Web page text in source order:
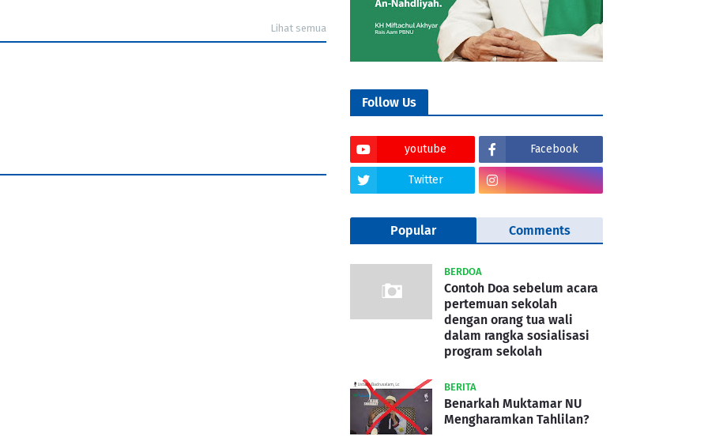
Lihat semua
Follow Us
youtube Facebook
Twitter
Popular Comments
BERDOA
Contoh Doa sebelum acara
pertemuan sekolah
dengan orang tua wali
dalam rangka sosialisasi
program sekolah
BERITA
Benarkah Muktamar NU
Mengharamkan Tahlilan?